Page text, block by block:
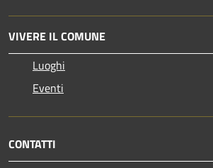
VIVERE IL COMUNE
Luoghi
Eventi
CONTATTI